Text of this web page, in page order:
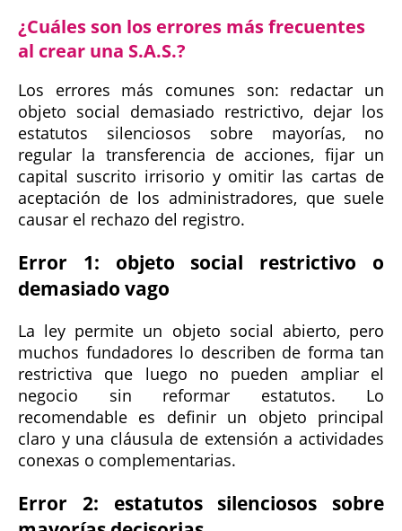
¿Cuáles son los errores más frecuentes
al crear una S.A.S.?
Los errores más comunes son: redactar un
objeto social demasiado restrictivo, dejar los
estatutos silenciosos sobre mayorías, no
regular la transferencia de acciones, fijar un
capital suscrito irrisorio y omitir las cartas de
aceptación de los administradores, que suele
causar el rechazo del registro.
Error 1: objeto social restrictivo o
demasiado vago
La ley permite un objeto social abierto, pero
muchos fundadores lo describen de forma tan
restrictiva que luego no pueden ampliar el
negocio sin reformar estatutos. Lo
recomendable es definir un objeto principal
claro y una cláusula de extensión a actividades
conexas o complementarias.
Error 2: estatutos silenciosos sobre